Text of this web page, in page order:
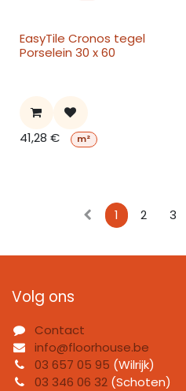
EasyTile Cronos tegel
Porselein 30 x 60
41,28 € m²
1 2 3
Volg ons
Contact
info@floorhouse.be
03 657 05 95 (Wilrijk)
03 346 06 32 (Schoten)